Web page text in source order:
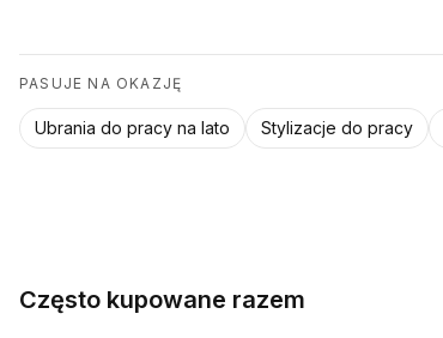
PASUJE NA OKAZJĘ
Ubrania do pracy na lato Stylizacje do pracy
Często kupowane razem